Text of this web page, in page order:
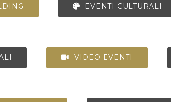
EVENTI CULTURALI
VIDEO EVENTI